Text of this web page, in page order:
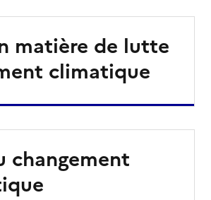
matière de lutte
climatique
changement